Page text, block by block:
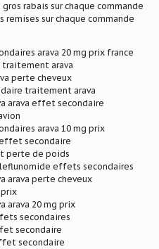
rabais sur chaque commande
remises sur chaque commande
arava 20 mg prix france
arava
perte cheveux
traitement arava
arava effet secondaire
arava 10 mg prix
effet secondaire
perte de poids
leflunomide effets secondaires
arava perte cheveux
prix
arava 20 mg prix
secondaires
secondaire
secondaire